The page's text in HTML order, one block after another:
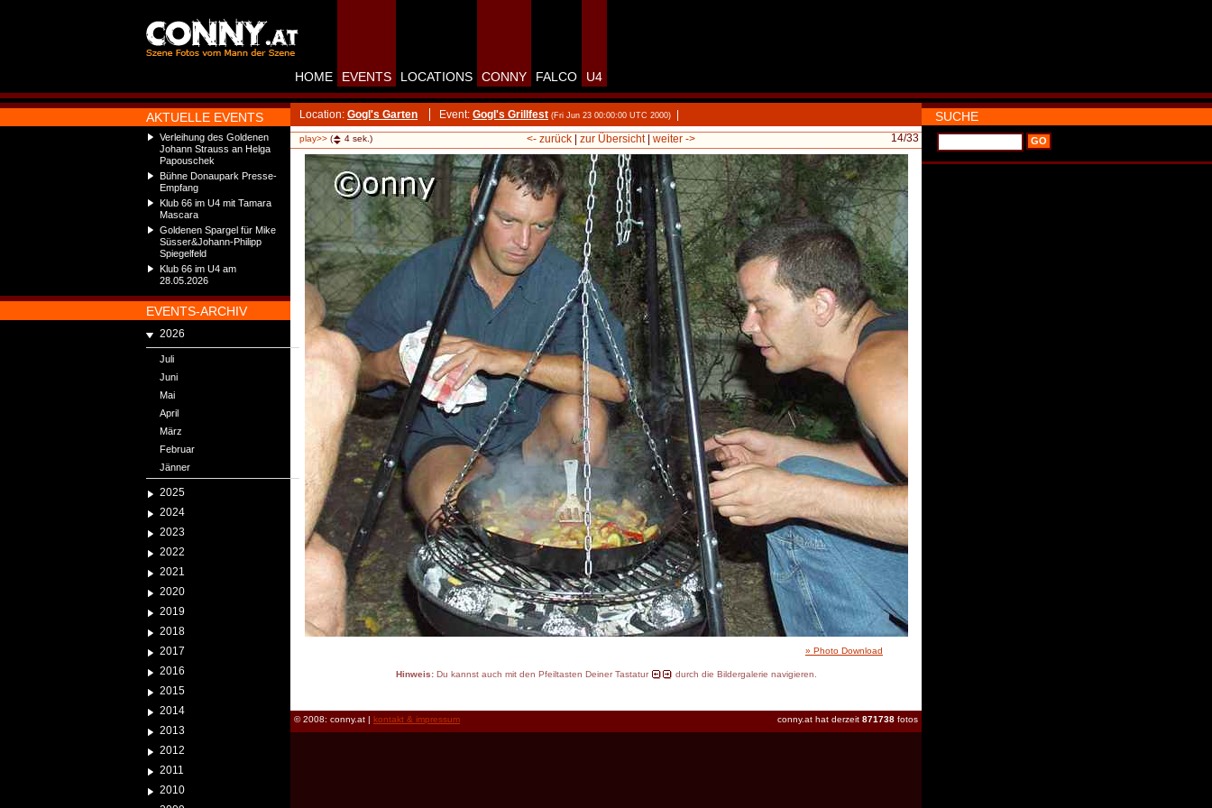
AKTUELLE EVENTS
Verleihung des Goldenen
Johann Strauss an Helga
Papouschek
Bühne Donaupark Presse-
Empfang
Klub 66 im U4 mit Tamara
Mascara
Goldenen Spargel für Mike
Süsser&Johann-Philipp
Spiegelfeld
Klub 66 im U4 am
28.05.2026
EVENTS-ARCHIV
2026
Juli
Juni
Mai
April
März
Februar
Jänner
2025
2024
2023
2022
2021
2020
2019
2018
2017
2016
2015
2014
2013
2012
2011
2010
HOME EVENTS LOCATIONS CONNY FALCO U4
Location: Gogl's Garten Event: Gogl's Grillfest (Fri Jun 23 00:00:00 UTC 2000)
play>> ( 4 sek.) 14/33
<- zurück| zur Übersicht| weiter ->
» Photo Download
Hinweis:Du kannst auch mit den Pfeiltasten Deiner Tastatur durch die Bildergalerie navigieren.
conny.at hat derzeit 871738 fotos
© 2008: conny.at | kontakt & impressum
SUCHE